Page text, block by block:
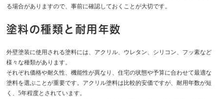
る場合がありますので、事前に確認しておくことが大切です。
塗料の種類と耐用年数
外壁塗装に使用される塗料には、アクリル、ウレタン、シリコン、フッ素など
様々な種類があります。
それぞれ価格や耐久性、機能性が異なり、住宅の状態や予算に合わせて最適な
塗料を選ぶことが重要です。アクリル塗料は比較的安価ですが、耐用年数が短
く、5年程度とされています。